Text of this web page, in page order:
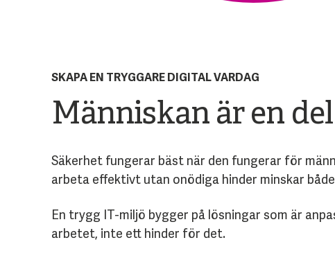
SKAPA EN TRYGGARE DIGITAL VARDAG
Människan är en
Säkerhet fungerar bäst när den fungerar för
arbeta effektivt utan onödiga hinder minskar
En trygg IT-miljö bygger på lösningar som är
arbetet, inte ett hinder för det.